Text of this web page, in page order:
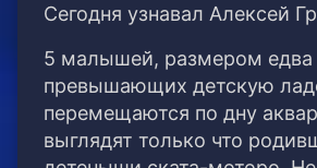
Сегодня узнавал Алексей
5 малышей, размером едва
превышающих детскую
перемещаются по дну
выглядят только что